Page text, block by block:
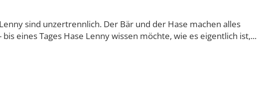
sind unzertrennlich. Der Bär und der Hase machen alles
bis eines Tages Hase Lenny wissen möchte, wie es eigentlich ist,...